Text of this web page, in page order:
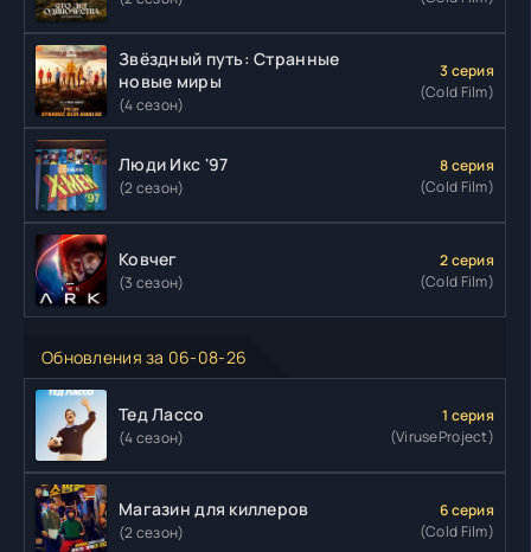
Звёздный путь: Странные
новые миры
(4 сезон)
3 серия
(Cold Film)
Люди Икс '97
(2 сезон)
8 серия
(Cold Film)
Ковчег
(3 сезон)
2 серия
(Cold Film)
Обновления за 06-08-26
Тед Лассо
(4 сезон)
1 серия
(ViruseProject)
Магазин для киллеров
(2 сезон)
6 серия
(Cold Film)